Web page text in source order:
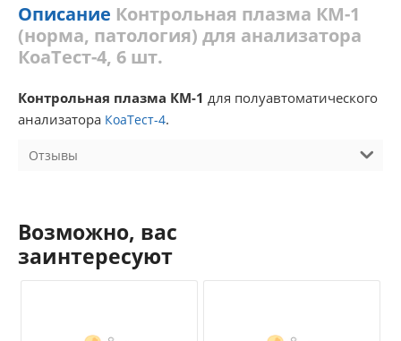
Описание Контрольная плазма КМ-1
(норма, патология) для анализатора
КоаТест-4, 6 шт.
Контрольная плазма КМ-1 для полуавтоматического
анализатора КоаТест-4.
Отзывы
Возможно, вас
заинтересуют